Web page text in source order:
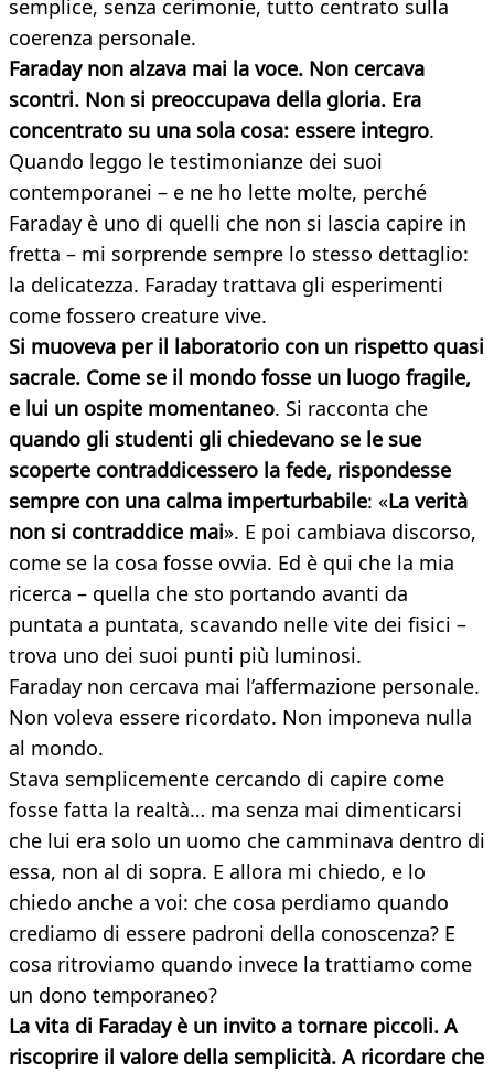
semplice, senza cerimonie, tutto centrato sulla
coerenza personale.
Faraday non alzava mai la voce. Non cercava
scontri. Non si preoccupava della gloria. Era
concentrato su una sola cosa: essere integro.
Quando leggo le testimonianze dei suoi
contemporanei – e ne ho lette molte, perché
Faraday è uno di quelli che non si lascia capire in
fretta – mi sorprende sempre lo stesso dettaglio:
la delicatezza. Faraday trattava gli esperimenti
come fossero creature vive.
Si muoveva per il laboratorio con un rispetto quasi
sacrale. Come se il mondo fosse un luogo fragile,
e lui un ospite momentaneo. Si racconta che
quando gli studenti gli chiedevano se le sue
scoperte contraddicessero la fede, rispondesse
sempre con una calma imperturbabile: «La verità
non si contraddice mai». E poi cambiava discorso,
come se la cosa fosse ovvia. Ed è qui che la mia
ricerca – quella che sto portando avanti da
puntata a puntata, scavando nelle vite dei fisici –
trova uno dei suoi punti più luminosi.
Faraday non cercava mai l’affermazione personale.
Non voleva essere ricordato. Non imponeva nulla
al mondo.
Stava semplicemente cercando di capire come
fosse fatta la realtà… ma senza mai dimenticarsi
che lui era solo un uomo che camminava dentro di
essa, non al di sopra. E allora mi chiedo, e lo
chiedo anche a voi: che cosa perdiamo quando
crediamo di essere padroni della conoscenza? E
cosa ritroviamo quando invece la trattiamo come
un dono temporaneo?
La vita di Faraday è un invito a tornare piccoli. A
riscoprire il valore della semplicità. A ricordare che